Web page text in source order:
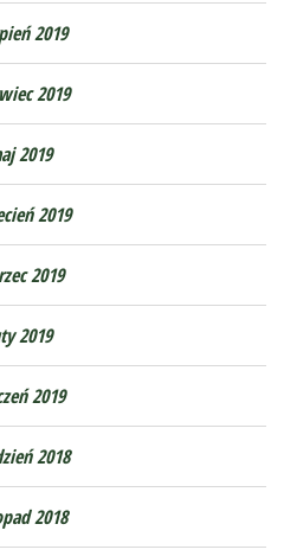
2019
2019
2019
2019
2019
2019
2019
2018
2018